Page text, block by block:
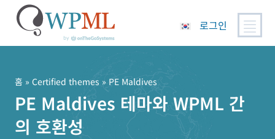
로그인
홈 » Certified themes » PE Maldives
PE Maldives 테마와 WPML 간
의 호환성